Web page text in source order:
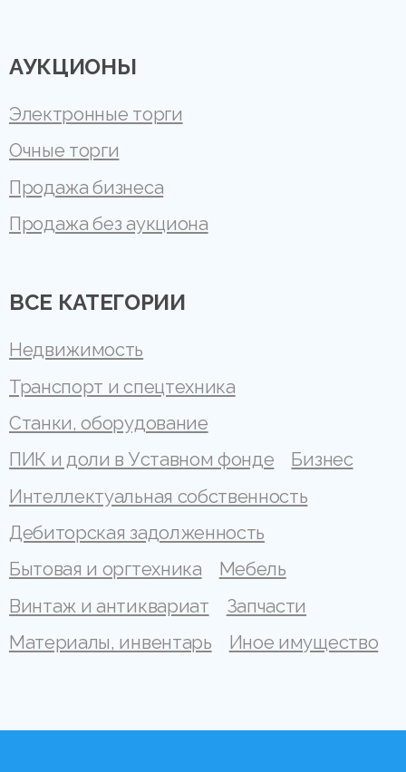
АУКЦИОНЫ
Электронные торги
Очные торги
Продажа бизнеса
Продажа без аукциона
ВСЕ КАТЕГОРИИ
Недвижимость
Транспорт и спецтехника
Станки, оборудование
ПИК и доли в Уставном фонде
Бизнес
Интеллектуальная собственность
Дебиторская задолженность
Бытовая и оргтехника
Мебель
Винтаж и антиквариат
Запчасти
Материалы, инвентарь
Иное имущество